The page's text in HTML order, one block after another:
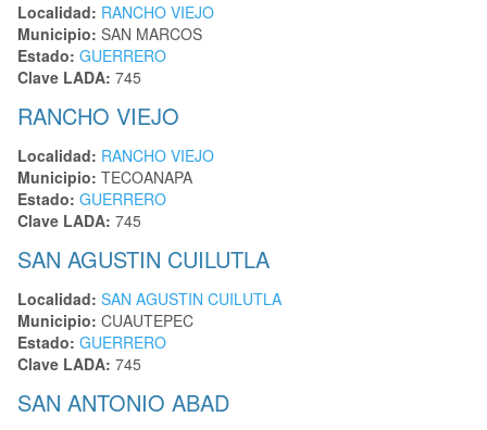
Localidad: RANCHO VIEJO
Municipio: SAN MARCOS
Estado: GUERRERO
Clave LADA: 745
RANCHO VIEJO
Localidad: RANCHO VIEJO
Municipio: TECOANAPA
Estado: GUERRERO
Clave LADA: 745
SAN AGUSTIN CUILUTLA
Localidad: SAN AGUSTIN CUILUTLA
Municipio: CUAUTEPEC
Estado: GUERRERO
Clave LADA: 745
SAN ANTONIO ABAD